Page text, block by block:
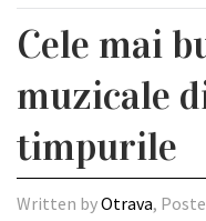
Cele mai
muzicale
timpurile
Written byOtrava,